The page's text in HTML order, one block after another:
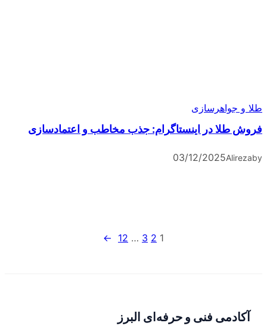
طلا و جواهرسازی
فروش طلا در اینستاگرام: جذب مخاطب و اعتمادسازی
by
Alireza
03/12/2025
1
2
3
…
12
→
آکادمی فنی و حرفه‌ای البرز